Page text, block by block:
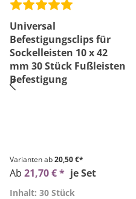
Universal
Befestigungsclips für
Sockelleisten 10 x 42
mm 30 Stück Fußleisten
Befestigung
Varianten ab20,50 €*
Ab 21,70 € * je Set
Inhalt: 30 Stück